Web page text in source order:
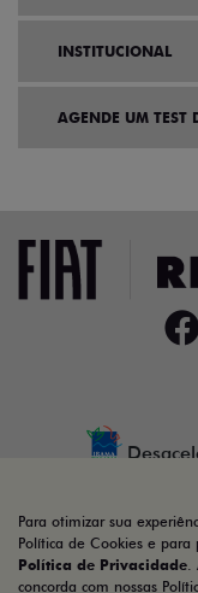
INSTITUCIONAL
AGENDE UM TEST
37.898.137/0002-04
Para otimizar sua
Política de Cookies e para
Política de Privacidade.
concorda com nossas